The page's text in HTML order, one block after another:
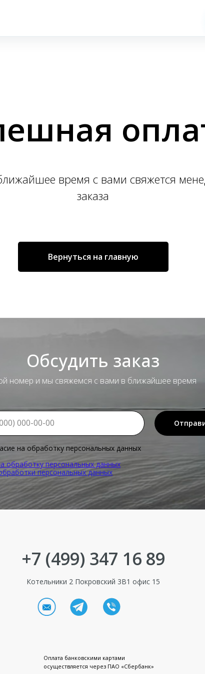
время с вами свяжется
заказа
Вернуться на главную
Обсудить заказ
номер и мы свяжемся с вами в ближайшее время
на обработку персональных данных
обработку персональных данных
персональных данных
Котельники 2 Покровский 3В1 офис 15
Оплата банковскими картами
осуществляется через ПАО «Сбербанк»
+7 (499) 347 16 89